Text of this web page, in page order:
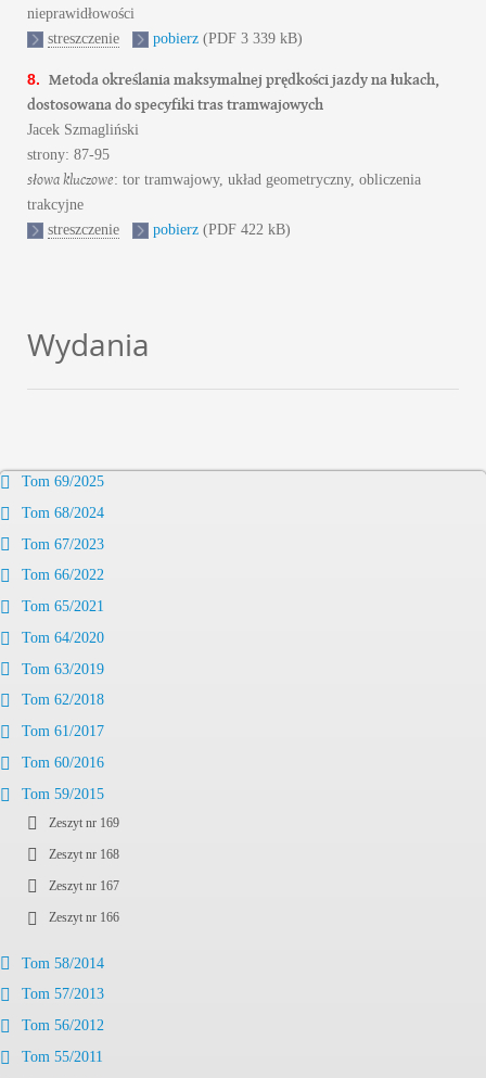
nieprawidłowości
streszczenie
pobierz (PDF 3 339 kB)
8. Metoda określania maksymalnej prędkości jazdy na łukach,
dostosowana do specyfiki tras tramwajowych
Jacek Szmagliński
strony: 87-95
słowa kluczowe: tor tramwajowy, układ geometryczny, obliczenia
trakcyjne
streszczenie
pobierz (PDF 422 kB)
Wydania
Tom 69/2025
Tom 68/2024
Tom 67/2023
Tom 66/2022
Tom 65/2021
Tom 64/2020
Tom 63/2019
Tom 62/2018
Tom 61/2017
Tom 60/2016
Tom 59/2015
Zeszyt nr 169
Zeszyt nr 168
Zeszyt nr 167
Zeszyt nr 166
Tom 58/2014
Tom 57/2013
Tom 56/2012
Tom 55/2011